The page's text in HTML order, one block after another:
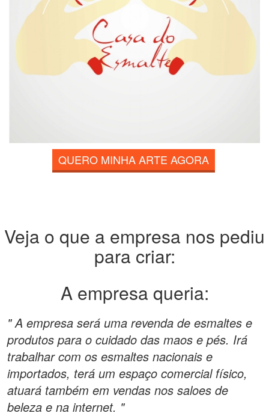
QUERO MINHA ARTE AGORA
Veja o que a empresa nos pediu
para criar:
A empresa queria:
" A empresa será uma revenda de esmaltes e
produtos para o cuidado das maos e pés. Irá
trabalhar com os esmaltes nacionais e
importados, terá um espaço comercial físico,
atuará também em vendas nos saloes de
beleza e na internet. "